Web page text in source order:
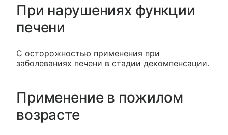
При нарушениях функции
печени
С осторожностью применения при
заболеваниях печени в стадии декомпенсации.
Применение в пожилом
возрасте